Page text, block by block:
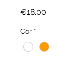
€18.00
Cor *